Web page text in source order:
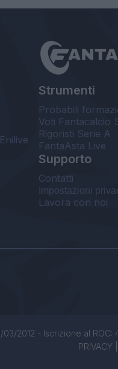
Strumenti
Probabili
Voti Fantacalcio
Rigoristi Serie A
FantaAsta Live
Supporto
Contatti
Impostazioni
Lavora con noi
2012 - Iscrizione al
PRIVACY|